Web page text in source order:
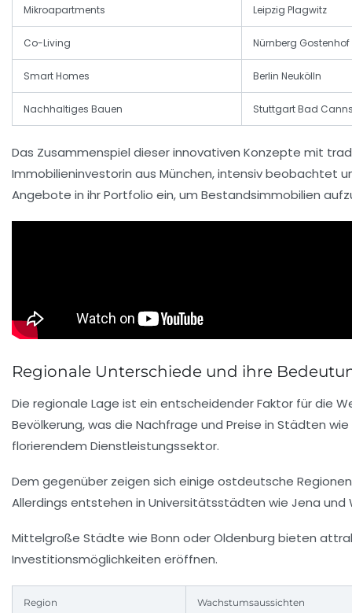
Mikroapartments Leipzig Plagwitz
Co-Living Nürnberg Gostenhof
Smart Homes Berlin Neukölln
Nachhaltiges Bauen Stuttgart Bad
Das Zusammenspiel dieser innovativen Konzepte mit
Immobilieninvestorin aus München, intensiv beobachtet
Angebote in ihr Portfolio ein, um Bestandsimmobilien
Regionale Unterschiede und ihre
Die regionale Lage ist ein entscheidender Faktor für die
Bevölkerung, was die Nachfrage und Preise in Städten
florierendem Dienstleistungssektor.
Dem gegenüber zeigen sich einige ostdeutsche
Allerdings entstehen in Universitätsstädten wie Jena
Mittelgroße Städte wie Bonn oder Oldenburg bieten
Investitionsmöglichkeiten eröffnen.
Region Wachstumsaussichten